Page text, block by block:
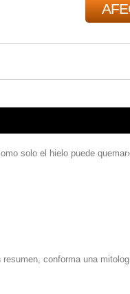
solo el hielo puede
conforma una